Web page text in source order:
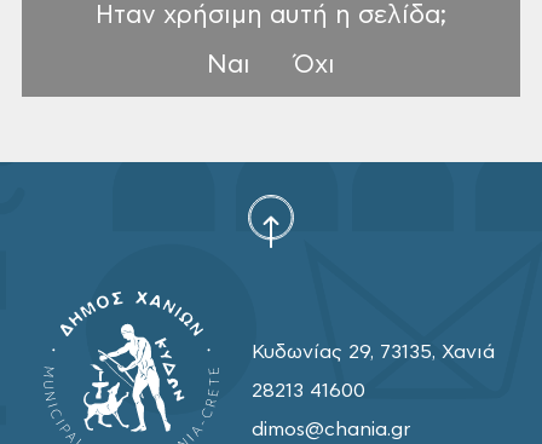
Ηταν χρήσιμη αυτή η σελίδα;
Ναι
Όχι
Κυδωνίας 29, 73135, Χανιά
28213 41600
dimos@chania.gr